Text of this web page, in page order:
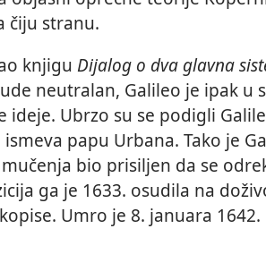
čiju stranu.
knjigu Dijalog o dva glavna
neutralan, Galileo je ipak u
ideje. Ubrzo su se podigli
papu Urbana. Tako je
bio prisiljen da se
ga je 1633. osudila na
Umro je 8. januara